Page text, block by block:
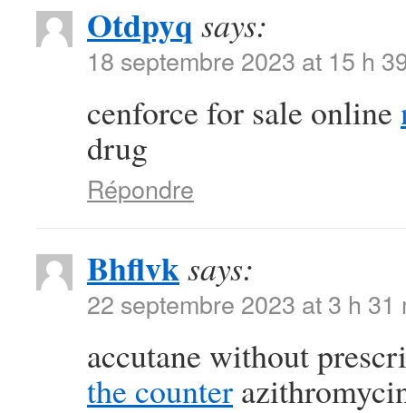
Otdpyq says:
18 septembre 2023 at 15 h
cenforce for sale online
drug
Répondre
Bhflvksays:
22 septembre 2023 at 3 h 31
accutane without
the counter